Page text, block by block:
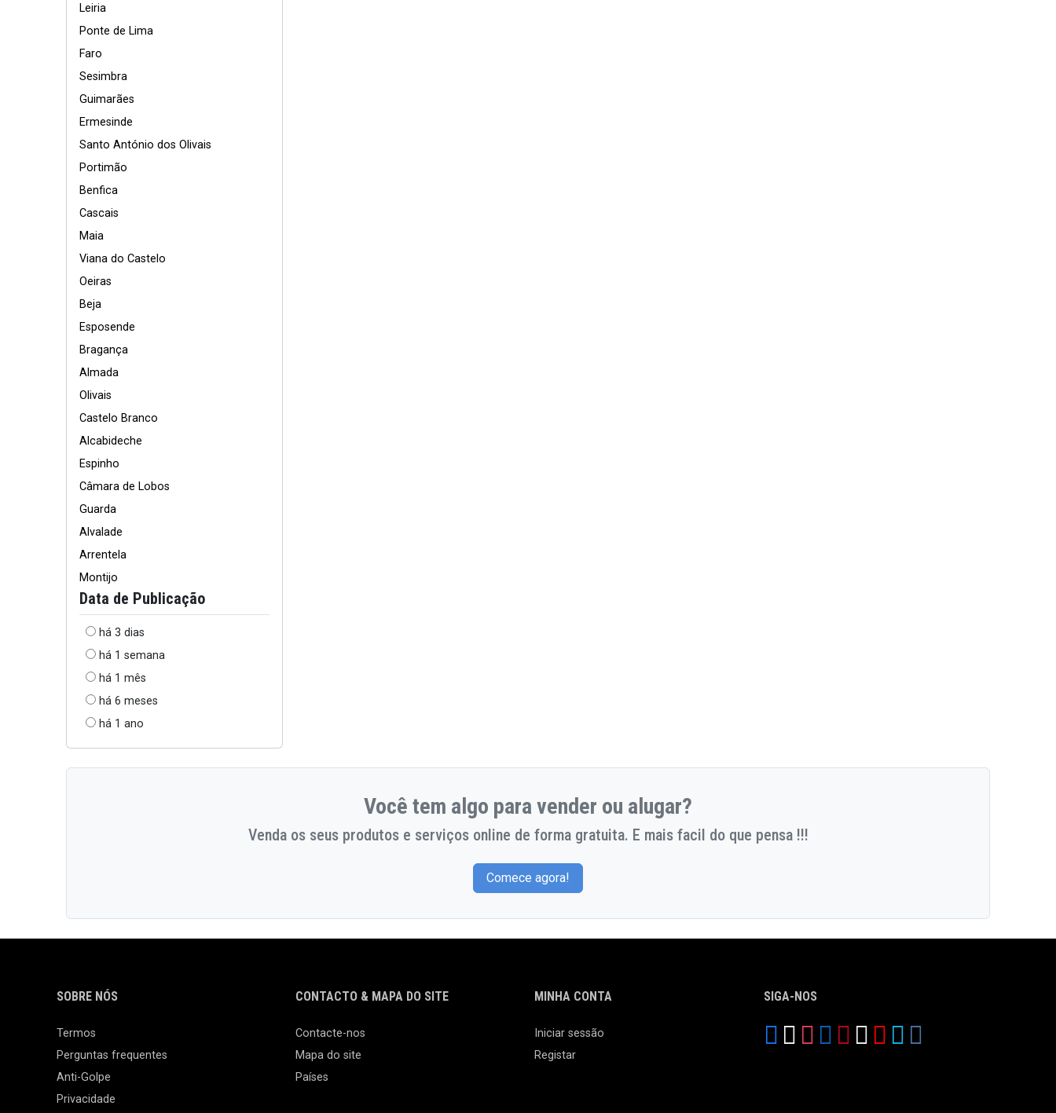
Leiria
Ponte de Lima
Faro
Sesimbra
Guimarães
Ermesinde
Santo António dos Olivais
Portimão
Benfica
Cascais
Maia
Viana do Castelo
Oeiras
Beja
Esposende
Bragança
Almada
Olivais
Castelo Branco
Alcabideche
Espinho
Câmara de Lobos
Guarda
Alvalade
Arrentela
Montijo
Data de Publicação
há 3 dias
há 1 semana
há 1 mês
há 6 meses
há 1 ano
Você tem algo para vender ou alugar?
Venda os seus produtos e serviços online de forma gratuita. E mais facil do que pensa !!!
Comece agora!
SOBRE NÓS
Termos
Perguntas frequentes
Anti-Golpe
Privacidade
CONTACTO & MAPA DO SITE
Contacte-nos
Mapa do site
Países
MINHA CONTA
Iniciar sessão
Registar
SIGA-NOS